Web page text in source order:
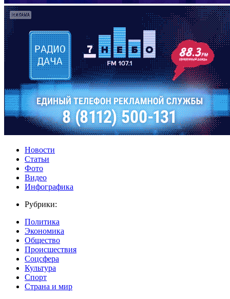
Новости
Статьи
Фото
Видео
Инфографика
Рубрики:
Политика
Экономика
Общество
Происшествия
Соцсфера
Культура
Спорт
Страна и мир